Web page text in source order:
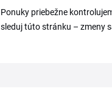
Ponuky priebežne
sleduj túto stránku – zmeny